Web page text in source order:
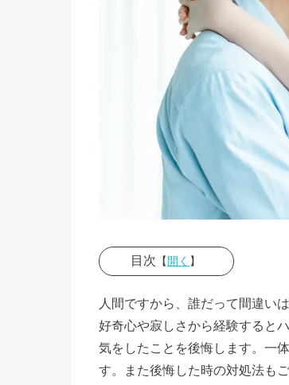
目次 【開く 】
して後悔
した？後
悔してな
人間ですから、誰だって間違い
好奇心や寂しさから経験すると
気をしたことを後悔します。一
す。また後悔した時の対処法も